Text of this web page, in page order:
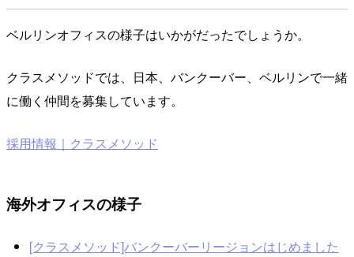
ベルリンオフィスの様子はいかがだったでしょうか。
クラスメソッドでは、日本、バンクーバー、ベルリンで一緒
に働く仲間を募集しています。
採用情報｜クラスメソッド
海外オフィスの様子
[クラスメソッド]バンクーバーリージョンはじめました